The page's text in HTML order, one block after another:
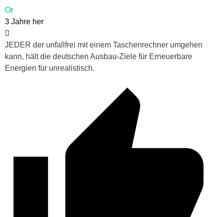
Or
3 Jahre her
JEDER der unfallfrei mit einem Taschenrechner umgehen
kann, hält die deutschen Ausbau-Ziele für Erneuerbare
Energien für unrealistisch.